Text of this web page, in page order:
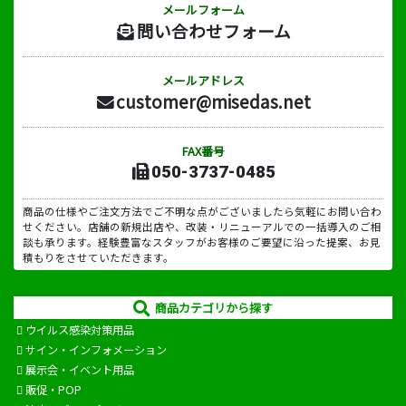
メールフォーム
問い合わせフォーム
メールアドレス
customer@misedas.net
FAX番号
050-3737-0485
商品の仕様やご注文方法でご不明な点がございましたら気軽にお問い合わ
せください。店舗の新規出店や、改装・リニューアルでの一括導入のご相
談も承ります。経験豊富なスタッフがお客様のご要望に沿った提案、お見
積もりをさせていただきます。
商品カテゴリから探す
ウイルス感染対策用品
サイン・インフォメーション
展示会・イベント用品
販促・POP